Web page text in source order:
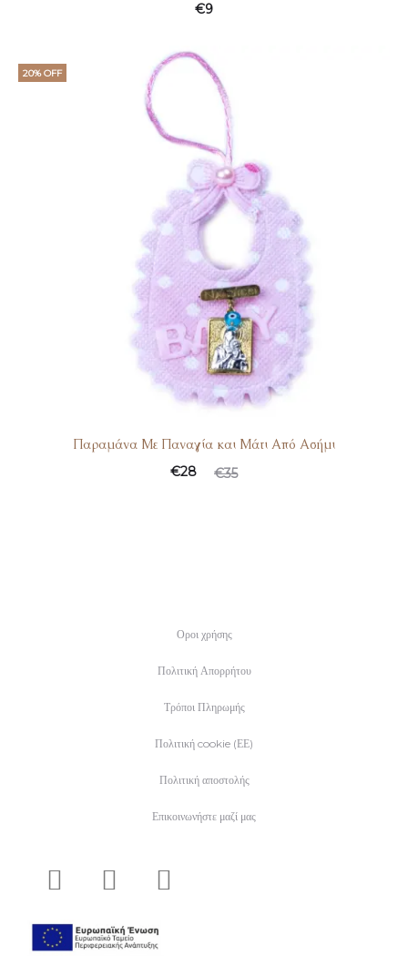
€9
20% OFF
Παραμάνα Με Παναγία και Μάτι Από Ασήμι
€35
€28
Οροι χρήσης
Πολιτική Απορρήτου
Τρόποι Πληρωμής
Πολιτική cookie (ΕΕ)
Πολιτική αποστολής
Επικοινωνήστε μαζί μας